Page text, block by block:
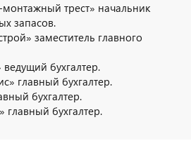
трест» начальник
запасов.
заместитель главного
бухгалтер.
главный бухгалтер.
бухгалтер.
бухгалтер.